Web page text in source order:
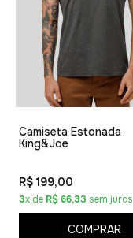
Camiseta Estonada
King&Joe
R$ 199,00
3x de R$ 66,33 sem juros
COMPRAR